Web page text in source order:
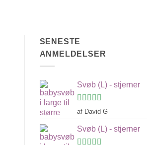
SENESTE
ANMELDELSER
Svøb (L) - stjerner
Vurderet
af David G
Svøb (L) - stjerner